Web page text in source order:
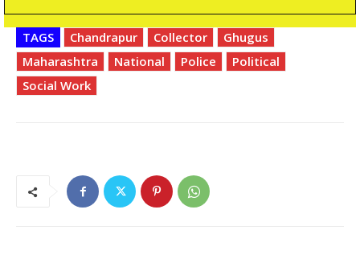
TAGS Chandrapur Collector
Ghugus
Maharashtra
National Police
Political
Social Work